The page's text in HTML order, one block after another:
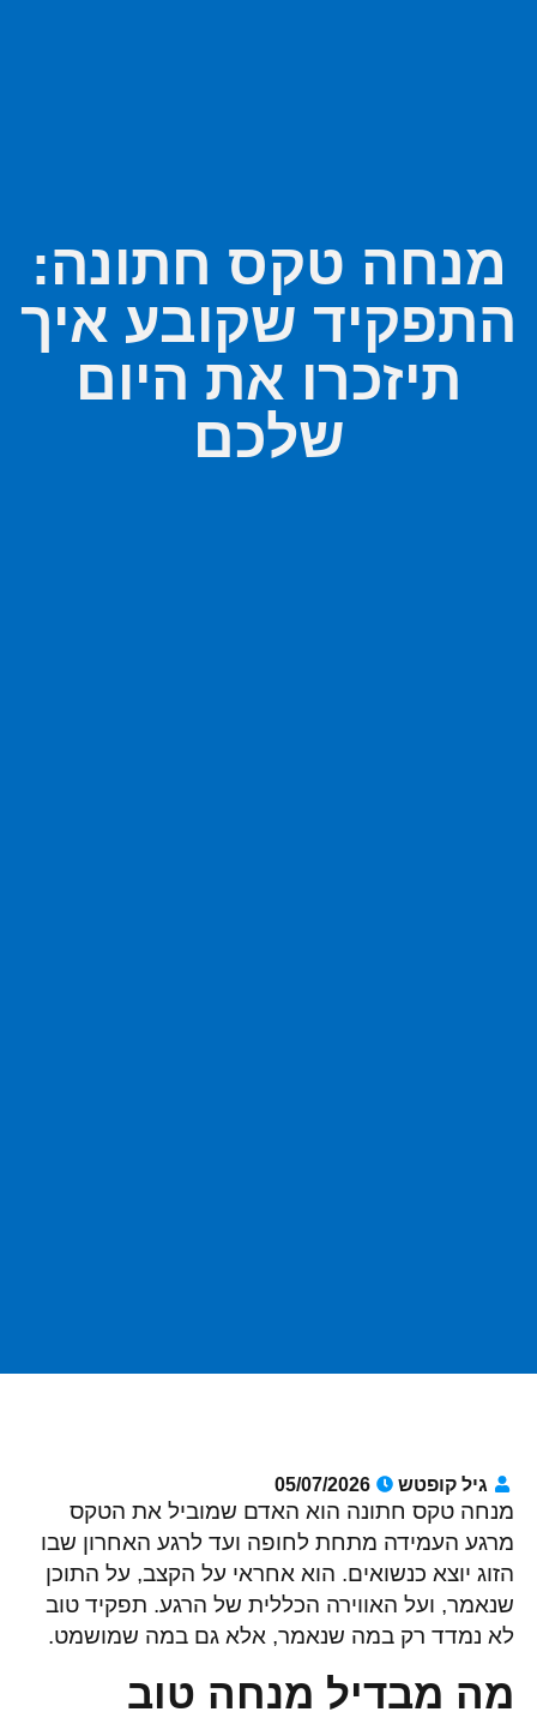
מנחה טקס חתונה:
התפקיד שקובע איך
תיזכרו את היום
שלכם
גיל קופטש 05/07/2026
מנחה טקס חתונה הוא האדם שמוביל את הטקס
מרגע העמידה מתחת לחופה ועד לרגע האחרון שבו
הזוג יוצא כנשואים. הוא אחראי על הקצב, על התוכן
שנאמר, ועל האווירה הכללית של הרגע. תפקיד טוב
לא נמדד רק במה שנאמר, אלא גם במה שמושמט.
מה מבדיל מנחה טוב